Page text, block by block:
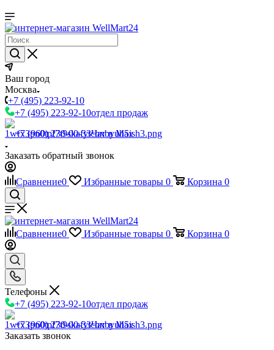
Ваш город
Москва
+7 (495) 223-92-10
+7 (495) 223-92-10отдел продаж
+7 (960) 230-00-33Чат в Max
Заказать обратный звонок
Сравнение0 Избранные товары 0 Корзина 0
Сравнение0 Избранные товары 0 Корзина 0
Телефоны
+7 (495) 223-92-10отдел продаж
+7 (960) 230-00-33Чат в Max
Заказать звонок